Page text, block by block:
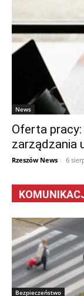
News
Oferta
zarządzania
Rzeszów News - 6
Bezpieczeństwo